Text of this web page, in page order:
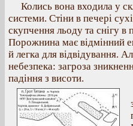
Колись вона входила у
системи. Стіни в печері
скупчення льоду та снігу в
Порожнина має відмінний
й легка для відвідування.
небезпека: загроза
падіння з висоти.